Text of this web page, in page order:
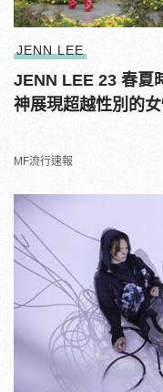
JENN LEE
JENN LEE 23 春夏
神展現超越性別的女
MF流行速報